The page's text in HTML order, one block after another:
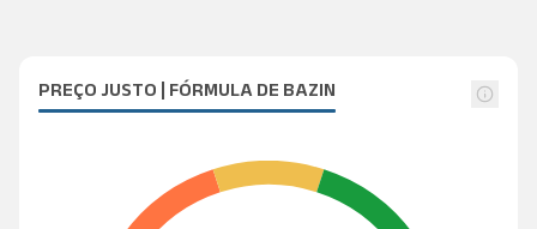
PREÇO JUSTO | FÓRMULA DE BAZIN